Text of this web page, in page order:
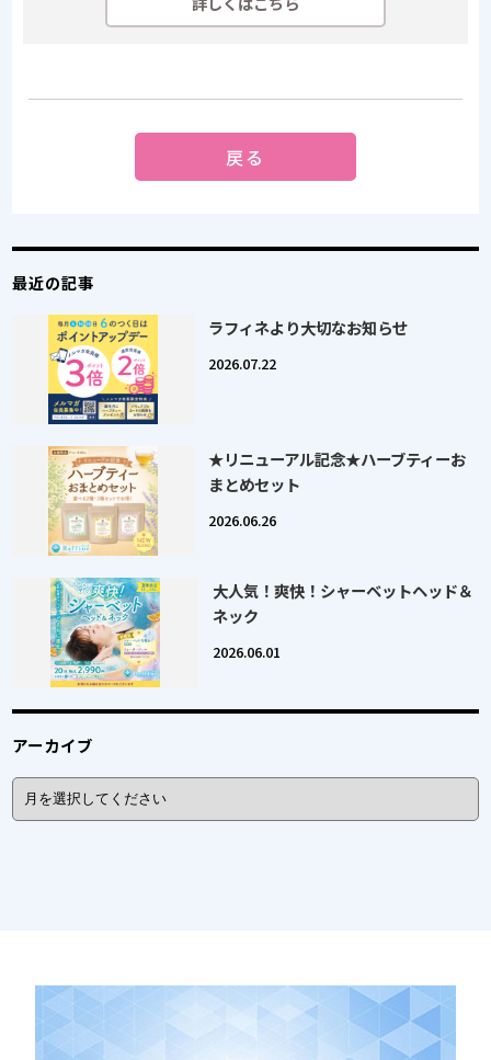
戻る
最近の記事
ラフィネより大切なお知らせ
2026.07.22
★リニューアル記念★ハーブティーお
まとめセット
2026.06.26
大人気！爽快！シャーベットヘッド＆
ネック
2026.06.01
アーカイブ